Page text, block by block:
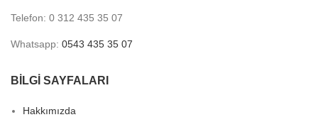
Telefon: 0 312 435 35 07
Whatsapp: 0543 435 35 07
BİLGİ SAYFALARI
Hakkımızda